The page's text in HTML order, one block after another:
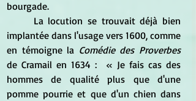
bourgade.
implantée dans l'usage vers 1600, comme
en témoigne la Comédie des Proverbes
de Cramail en 1634 :  « Je fais cas des
hommes de qualité plus que d'une
pomme pourrie et que d'un chien dans